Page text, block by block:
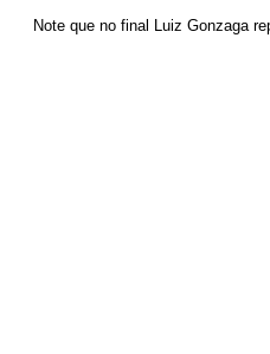
Note que no final Luiz Gonzaga